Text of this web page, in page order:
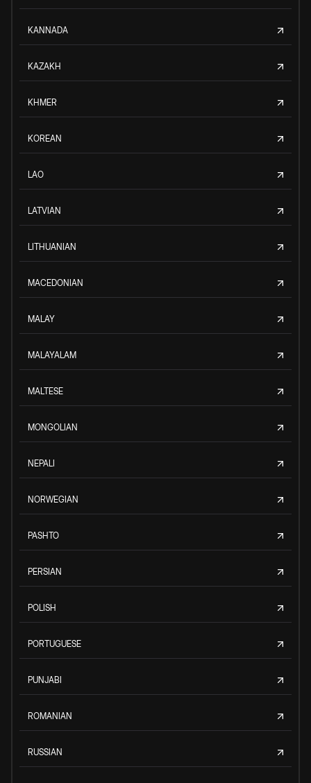
KANNADA
KAZAKH
KHMER
KOREAN
LAO
LATVIAN
LITHUANIAN
MACEDONIAN
MALAY
MALAYALAM
MALTESE
MONGOLIAN
NEPALI
NORWEGIAN
PASHTO
PERSIAN
POLISH
PORTUGUESE
PUNJABI
ROMANIAN
RUSSIAN